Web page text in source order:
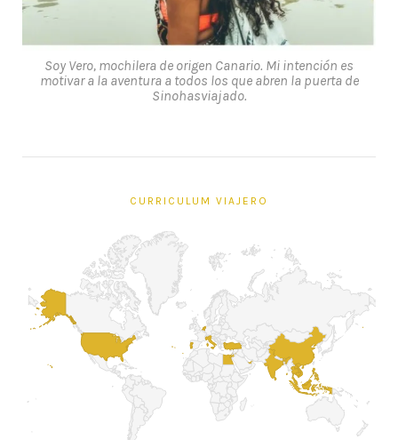
Soy Vero, mochilera de origen Canario. Mi intención es
motivar a la aventura a todos los que abren la puerta de
Sinohasviajado.
CURRICULUM VIAJERO